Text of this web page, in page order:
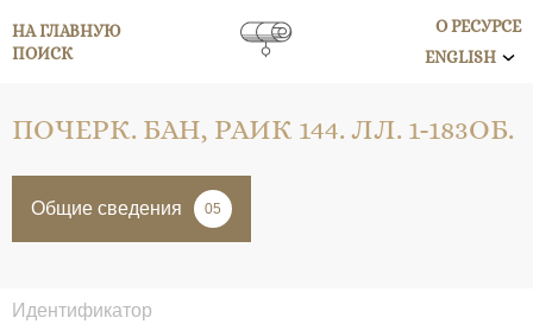
НА ГЛАВНУЮ
ПОИСК
О РЕСУРСЕ
ENGLISH
ПОЧЕРК. БАН, РАИК 144. ЛЛ. 1-183ОБ.
Общие сведения 05
Идентификатор